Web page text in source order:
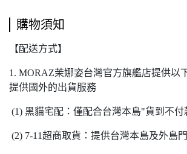
購物須知
【配送方式】
1. MORAZ茉娜姿台灣官方旗艦店提供以
提供國外的出貨服務
(1) 黑貓宅配：僅配合台灣本島"貨到不
(2) 7-11超商取貨：提供台灣本島及外島